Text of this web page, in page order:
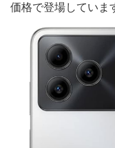
価格で登場していま